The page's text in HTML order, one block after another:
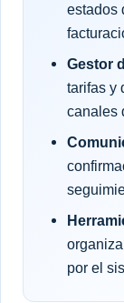
estados
Gestor
tarifas y
canales
por el